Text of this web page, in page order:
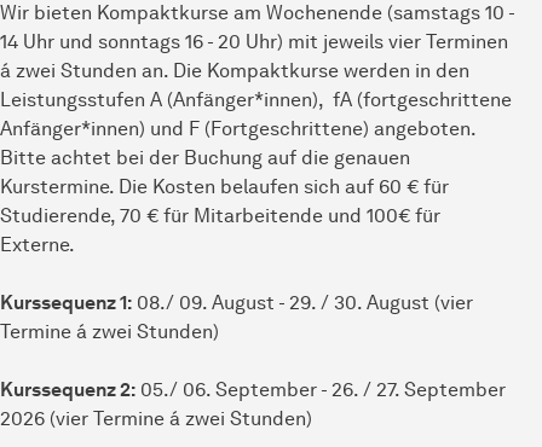
Wir bieten Kompaktkurse am Wochenende (samstags 10 -
14 Uhr und sonntags 16 - 20 Uhr) mit jeweils vier Terminen
á zwei Stunden an. Die Kompaktkurse werden in den
Leistungsstufen A (Anfänger*innen), fA (fortgeschrittene
Anfänger*innen) und F (Fortgeschrittene) angeboten.
Bitte achtet bei der Buchung auf die genauen
Kurstermine. Die Kosten belaufen sich auf 60 € für
Studierende, 70 € für Mitarbeitende und 100€ für
Externe.
Kurssequenz 1: 08./ 09. August - 29. / 30. August (vier
Termine á zwei Stunden)
Kurssequenz 2: 05./ 06. September - 26. / 27. September
2026 (vier Termine á zwei Stunden)